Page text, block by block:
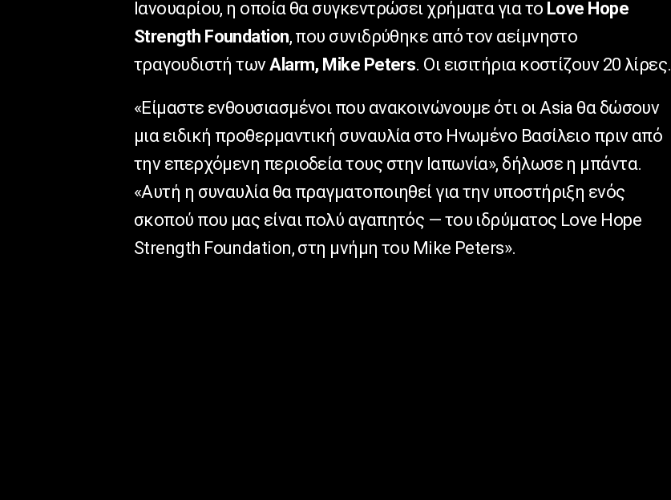
Ιανουαρίου, η οποία θα συγκεντρώσει χρήματα για το Love Hope
Strength Foundation, που συνιδρύθηκε από τον αείμνηστο
τραγουδιστή τωνAlarm, Mike Peters. Οι εισιτήρια κοστίζουν 20 λίρες.
«Είμαστε ενθουσιασμένοι που ανακοινώνουμε ότι οιAsia θα δώσουν
μια ειδική προθερμαντική συναυλία στο Ηνωμένο Βασίλειο πριν από
την επερχόμενη περιοδεία τους στην Ιαπωνία», δήλωσε η μπάντα.
«Αυτή η συναυλία θα πραγματοποιηθεί για την υποστήριξη ενός
σκοπού που μας είναι πολύ αγαπητός — του ιδρύματος Love Hope
Strength Foundation, στη μνήμη του Mike Peters».